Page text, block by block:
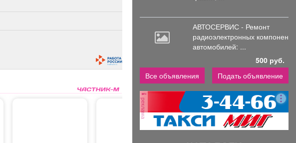
АВТОСЕРВИС - Ремонт
радиоэлектронных
автомобилей: ...
500 руб.
Все объявления
Подать объявление
реклама